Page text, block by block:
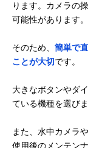
ります。カメラの
可能性があります。
そのため、 簡単で
ことが大切です。
大きなボタンやダ
ている機種を選びま
また、水中カメラ
使用後のメンテン